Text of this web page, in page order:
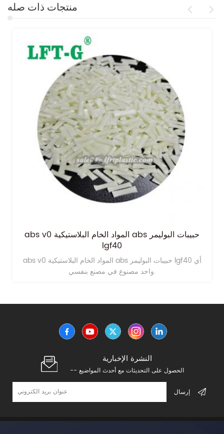
منتجات ذات صله
abs v0 المواد الخام البلاستيكية abs حبيبات البوليمر
lgf40
abs v0 المواد الخام البلاستيكية abs حبيبات البوليمر lgf40 أي
واحد مصنوع في مصنع بنفسي.
النشرة الإخبارية
-- الحصول على التحديثات مع أحدث المواضيع